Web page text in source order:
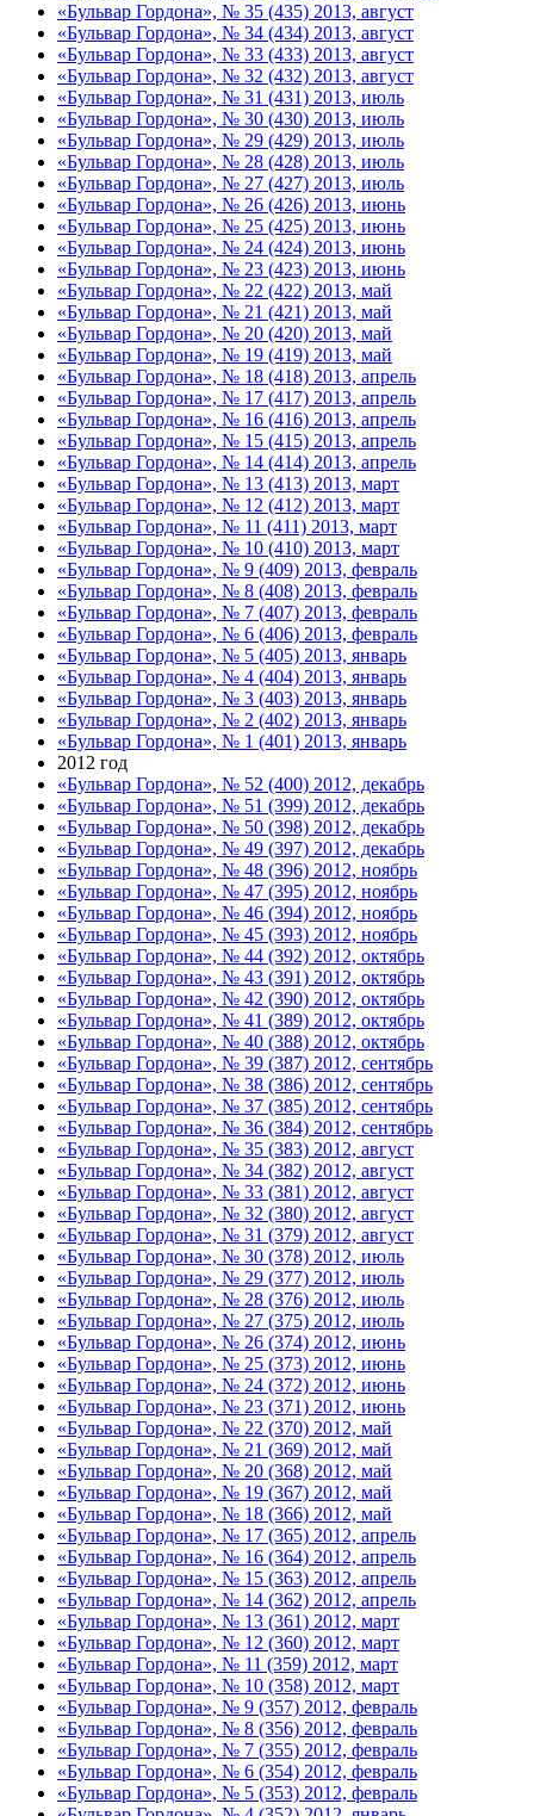
«Бульвар Гордона», № 35 (435) 2013, август
«Бульвар Гордона», № 34 (434) 2013, август
«Бульвар Гордона», № 33 (433) 2013, август
«Бульвар Гордона», № 32 (432) 2013, август
«Бульвар Гордона», № 31 (431) 2013, июль
«Бульвар Гордона», № 30 (430) 2013, июль
«Бульвар Гордона», № 29 (429) 2013, июль
«Бульвар Гордона», № 28 (428) 2013, июль
«Бульвар Гордона», № 27 (427) 2013, июль
«Бульвар Гордона», № 26 (426) 2013, июнь
«Бульвар Гордона», № 25 (425) 2013, июнь
«Бульвар Гордона», № 24 (424) 2013, июнь
«Бульвар Гордона», № 23 (423) 2013, июнь
«Бульвар Гордона», № 22 (422) 2013, май
«Бульвар Гордона», № 21 (421) 2013, май
«Бульвар Гордона», № 20 (420) 2013, май
«Бульвар Гордона», № 19 (419) 2013, май
«Бульвар Гордона», № 18 (418) 2013, апрель
«Бульвар Гордона», № 17 (417) 2013, апрель
«Бульвар Гордона», № 16 (416) 2013, апрель
«Бульвар Гордона», № 15 (415) 2013, апрель
«Бульвар Гордона», № 14 (414) 2013, апрель
«Бульвар Гордона», № 13 (413) 2013, март
«Бульвар Гордона», № 12 (412) 2013, март
«Бульвар Гордона», № 11 (411) 2013, март
«Бульвар Гордона», № 10 (410) 2013, март
«Бульвар Гордона», № 9 (409) 2013, февраль
«Бульвар Гордона», № 8 (408) 2013, февраль
«Бульвар Гордона», № 7 (407) 2013, февраль
«Бульвар Гордона», № 6 (406) 2013, февраль
«Бульвар Гордона», № 5 (405) 2013, январь
«Бульвар Гордона», № 4 (404) 2013, январь
«Бульвар Гордона», № 3 (403) 2013, январь
«Бульвар Гордона», № 2 (402) 2013, январь
«Бульвар Гордона», № 1 (401) 2013, январь
2012 год
«Бульвар Гордона», № 52 (400) 2012, декабрь
«Бульвар Гордона», № 51 (399) 2012, декабрь
«Бульвар Гордона», № 50 (398) 2012, декабрь
«Бульвар Гордона», № 49 (397) 2012, декабрь
«Бульвар Гордона», № 48 (396) 2012, ноябрь
«Бульвар Гордона», № 47 (395) 2012, ноябрь
«Бульвар Гордона», № 46 (394) 2012, ноябрь
«Бульвар Гордона», № 45 (393) 2012, ноябрь
«Бульвар Гордона», № 44 (392) 2012, октябрь
«Бульвар Гордона», № 43 (391) 2012, октябрь
«Бульвар Гордона», № 42 (390) 2012, октябрь
«Бульвар Гордона», № 41 (389) 2012, октябрь
«Бульвар Гордона», № 40 (388) 2012, октябрь
«Бульвар Гордона», № 39 (387) 2012, сентябрь
«Бульвар Гордона», № 38 (386) 2012, сентябрь
«Бульвар Гордона», № 37 (385) 2012, сентябрь
«Бульвар Гордона», № 36 (384) 2012, сентябрь
«Бульвар Гордона», № 35 (383) 2012, август
«Бульвар Гордона», № 34 (382) 2012, август
«Бульвар Гордона», № 33 (381) 2012, август
«Бульвар Гордона», № 32 (380) 2012, август
«Бульвар Гордона», № 31 (379) 2012, август
«Бульвар Гордона», № 30 (378) 2012, июль
«Бульвар Гордона», № 29 (377) 2012, июль
«Бульвар Гордона», № 28 (376) 2012, июль
«Бульвар Гордона», № 27 (375) 2012, июль
«Бульвар Гордона», № 26 (374) 2012, июнь
«Бульвар Гордона», № 25 (373) 2012, июнь
«Бульвар Гордона», № 24 (372) 2012, июнь
«Бульвар Гордона», № 23 (371) 2012, июнь
«Бульвар Гордона», № 22 (370) 2012, май
«Бульвар Гордона», № 21 (369) 2012, май
«Бульвар Гордона», № 20 (368) 2012, май
«Бульвар Гордона», № 19 (367) 2012, май
«Бульвар Гордона», № 18 (366) 2012, май
«Бульвар Гордона», № 17 (365) 2012, апрель
«Бульвар Гордона», № 16 (364) 2012, апрель
«Бульвар Гордона», № 15 (363) 2012, апрель
«Бульвар Гордона», № 14 (362) 2012, апрель
«Бульвар Гордона», № 13 (361) 2012, март
«Бульвар Гордона», № 12 (360) 2012, март
«Бульвар Гордона», № 11 (359) 2012, март
«Бульвар Гордона», № 10 (358) 2012, март
«Бульвар Гордона», № 9 (357) 2012, февраль
«Бульвар Гордона», № 8 (356) 2012, февраль
«Бульвар Гордона», № 7 (355) 2012, февраль
«Бульвар Гордона», № 6 (354) 2012, февраль
«Бульвар Гордона», № 5 (353) 2012, февраль